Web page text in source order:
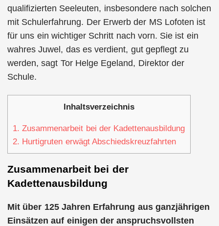
qualifizierten Seeleuten, insbesondere nach solchen
mit Schulerfahrung. Der Erwerb der MS Lofoten ist
für uns ein wichtiger Schritt nach vorn. Sie ist ein
wahres Juwel, das es verdient, gut gepflegt zu
werden, sagt Tor Helge Egeland, Direktor der
Schule.
Inhaltsverzeichnis
1. Zusammenarbeit bei der Kadettenausbildung
2. Hurtigruten erwägt Abschiedskreuzfahrten
Zusammenarbeit bei der
Kadettenausbildung
Mit über 125 Jahren Erfahrung aus ganzjährigen
Einsätzen auf einigen der anspruchsvollsten